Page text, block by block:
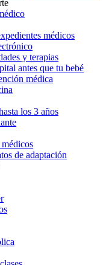
médicos
y terapias
antes que tu bebé
médica
los 3 años
de adaptación